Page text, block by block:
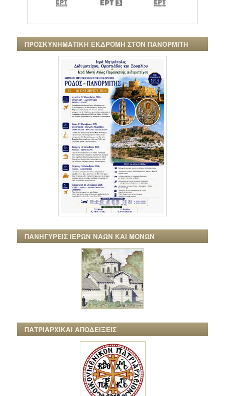
ΠΡΟΣΚΥΝΗΜΑΤΙΚΗ ΕΚΔΡΟΜΗ ΣΤΟΝ ΠΑΝΟΡΜΙΤΗ
ΠΑΝΗΓΥΡΕΙΣ ΙΕΡΩΝ ΝΑΩΝ ΚΑΙ ΜΟΝΩΝ
ΠΑΤΡΙΑΡΧΙΚΑΙ ΑΠΟΔΕΙΞΕΙΣ